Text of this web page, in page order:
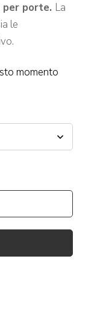
per porte. La
le
momento